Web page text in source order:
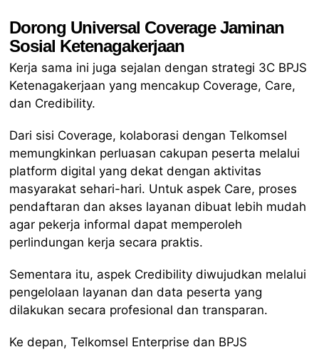
Dorong Universal Coverage Jaminan
Sosial Ketenagakerjaan
Kerja sama ini juga sejalan dengan strategi 3C BPJS
Ketenagakerjaan yang mencakup Coverage, Care,
dan Credibility.
Dari sisi Coverage, kolaborasi dengan Telkomsel
memungkinkan perluasan cakupan peserta melalui
platform digital yang dekat dengan aktivitas
masyarakat sehari-hari. Untuk aspek Care, proses
pendaftaran dan akses layanan dibuat lebih mudah
agar pekerja informal dapat memperoleh
perlindungan kerja secara praktis.
Sementara itu, aspek Credibility diwujudkan melalui
pengelolaan layanan dan data peserta yang
dilakukan secara profesional dan transparan.
Ke depan, Telkomsel Enterprise dan BPJS